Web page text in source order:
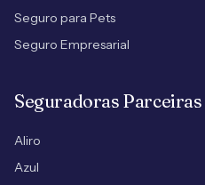
Seguro para Pets
Seguro Empresarial
Seguradoras Parceiras
Aliro
Azul